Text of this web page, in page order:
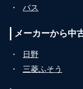
・
バス
メーカーから中
・ 日野
・
三菱ふそう